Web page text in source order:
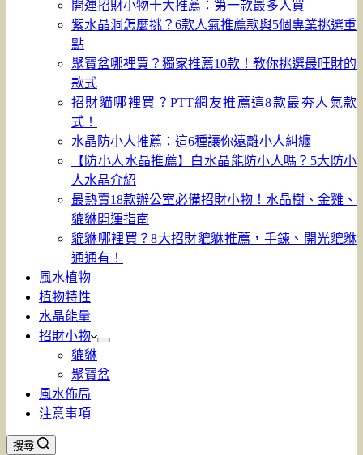
開運招財小物十大推薦：第一款最多人買
紫水晶洞怎麼挑？6款人氣推薦款與5個專業挑選重
點
聚寶盆哪裡買？獨家推薦10款！教你挑選最旺財的
款式
招財貓哪裡買？PTT網友推薦這8款最夯人氣款
式！
水晶防小人推薦：這6種讓你遠離小人糾纏
【防小人水晶推薦】白水晶能防小人嗎？5大防小
人水晶介紹
最熱賣18款辦公室必備招財小物！水晶樹、金雞、
貔貅開運指南
貔貅哪裡買？8大招財貔貅推薦，手鍊、開光貔貅
通通有！
風水植物
植物特性
水晶能量
招財小物
貔貅
聚寶盆
風水佈局
注意事項
搜尋